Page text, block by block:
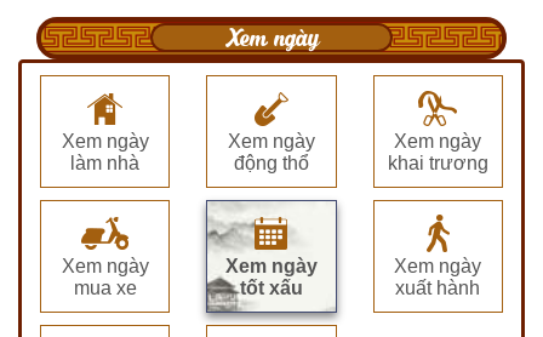
Xem ngày
Xem ngày
làm nhà
Xem ngày
động thổ
Xem ngày
khai trương
Xem ngày
mua xe
Xem ngày
tốt xấu
Xem ngày
xuất hành